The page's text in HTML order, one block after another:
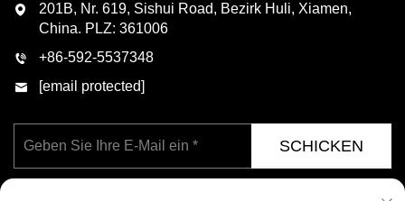
201B, Nr. 619, Sishui Road, Bezirk Huli, Xiamen,
China. PLZ: 361006
+86-592-5537348
[email protected]
SCHICKEN